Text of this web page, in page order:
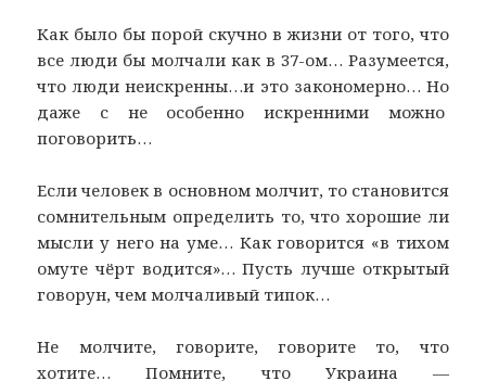
Как было бы порой скучно в жизни от того, что
все люди бы молчали как в 37-ом… Разумеется,
что люди неискренны…и это закономерно… Но
даже с не особенно искренними можно
поговорить…
Если человек в основном молчит, то становится
сомнительным определить то, что хорошие ли
мысли у него на уме… Как говорится «в тихом
омуте чёрт водится»… Пусть лучше открытый
говорун, чем молчаливый типок…
Не молчите, говорите, говорите то, что
хотите… Помните, что Украина —